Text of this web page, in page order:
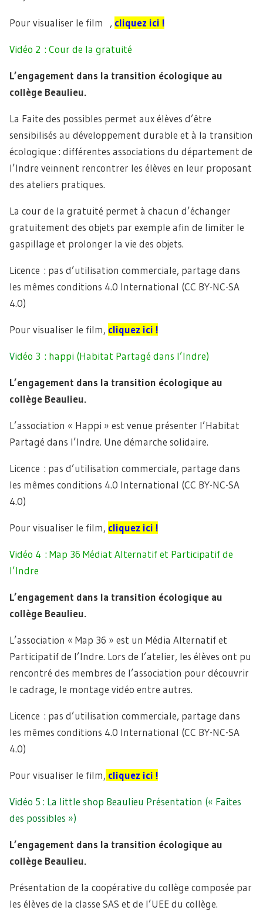
Pour visualiser le film , cliquez ici !
Vidéo 2 : Cour de la gratuité
L’engagement dans la transition écologique au
collège Beaulieu.
La Faite des possibles permet aux élèves d’être
sensibilisés au développement durable et à la transition
écologique : différentes associations du département de
l’Indre veinnent rencontrer les élèves en leur proposant
des ateliers pratiques.
La cour de la gratuité permet à chacun d’échanger
gratuitement des objets par exemple afin de limiter le
gaspillage et prolonger la vie des objets.
Licence : pas d’utilisation commerciale, partage dans
les mêmes conditions 4.0 International (CC BY-NC-SA
4.0)
Pour visualiser le film, cliquez ici !
Vidéo 3 : happi (Habitat Partagé dans l’Indre)
L’engagement dans la transition écologique au
collège Beaulieu.
L’association « Happi » est venue présenter l’Habitat
Partagé dans l’Indre. Une démarche solidaire.
Licence : pas d’utilisation commerciale, partage dans
les mêmes conditions 4.0 International (CC BY-NC-SA
4.0)
Pour visualiser le film, cliquez ici !
Vidéo 4 : Map 36 Médiat Alternatif et Participatif de
l’Indre
L’engagement dans la transition écologique au
collège Beaulieu.
L’association « Map 36 » est un Média Alternatif et
Participatif de l’Indre. Lors de l’atelier, les élèves ont pu
rencontré des membres de l’association pour découvrir
le cadrage, le montage vidéo entre autres.
Licence : pas d’utilisation commerciale, partage dans
les mêmes conditions 4.0 International (CC BY-NC-SA
4.0)
Pour visualiser le film, cliquez ici !
Vidéo 5 : La little shop Beaulieu Présentation (« Faites
des possibles »)
L’engagement dans la transition écologique au
collège Beaulieu.
Présentation de la coopérative du collège composée par
les élèves de la classe SAS et de l’UEE du collège.